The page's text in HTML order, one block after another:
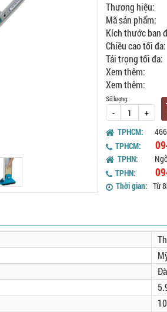
Thương hiệu:
Mã sản phẩm:
Kích thước ban
Chiều cao tối đa:
Tải trọng tối đa:
Xem thêm:
Xem thêm:
Số lượng:
- +
TPHCM:
TPHCM:
TPHN:
TPHN:
Thời gian: Từ